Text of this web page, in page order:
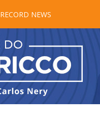
RECORD NEWS